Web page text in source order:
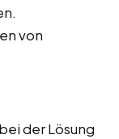
von
der Lösung